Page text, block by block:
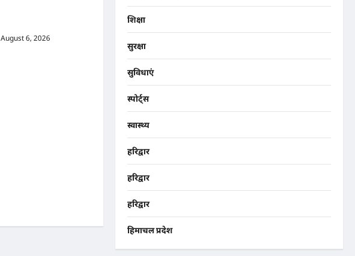
August 6, 2026
शिक्षा
सुरक्षा
सुविधाएं
स्पोर्ट्स
स्वास्थ्य
हरिद्वार
हरिद्वार
हरिद्वार
हिमाचल प्रदेश